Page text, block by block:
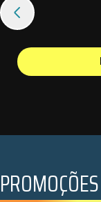
PROMOÇÕES